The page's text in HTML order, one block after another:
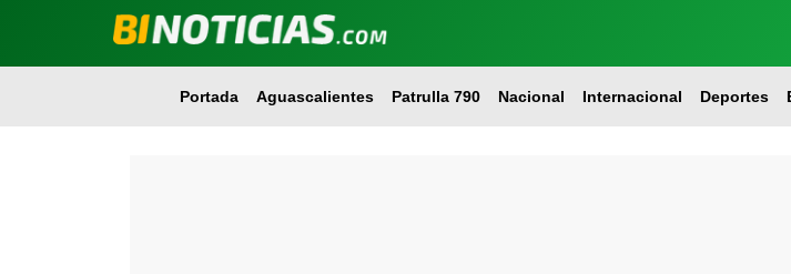
Portada Aguascalientes Patrulla 790 Nacional Internacional Deportes